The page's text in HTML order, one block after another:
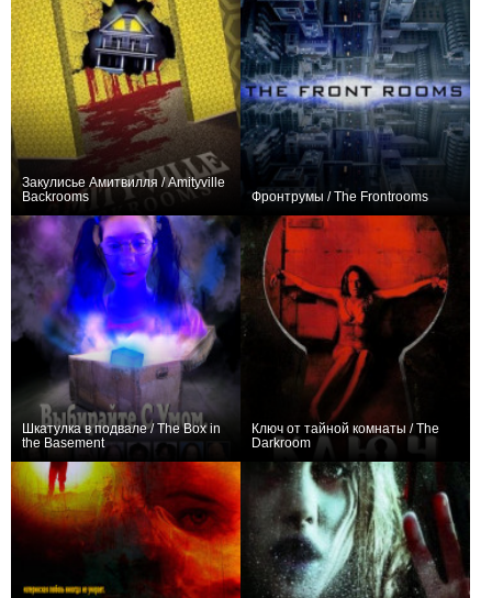
Закулисье Амитвилля / Amityville
Backrooms
Фронтрумы / The Frontrooms
Шкатулка в подвале / The Box in
the Basement
Ключ от тайной комнаты / The
Darkroom